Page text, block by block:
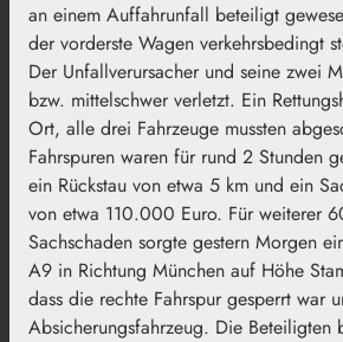
an einem Auffahrunfall beteiligt
der vorderste Wagen verkehrsbedingt
Der Unfallverursacher und seine zwei
bzw. mittelschwer verletzt. Ein
Ort, alle drei Fahrzeuge mussten
Fahrspuren waren für rund 2 Stunden
ein Rückstau von etwa 5 km und ein
von etwa 110.000 Euro. Für weiterer
Sachschaden sorgte gestern Morgen
A9 in Richtung München auf Höhe
dass die rechte Fahrspur gesperrt war
Absicherungsfahrzeug. Die Beteiligten